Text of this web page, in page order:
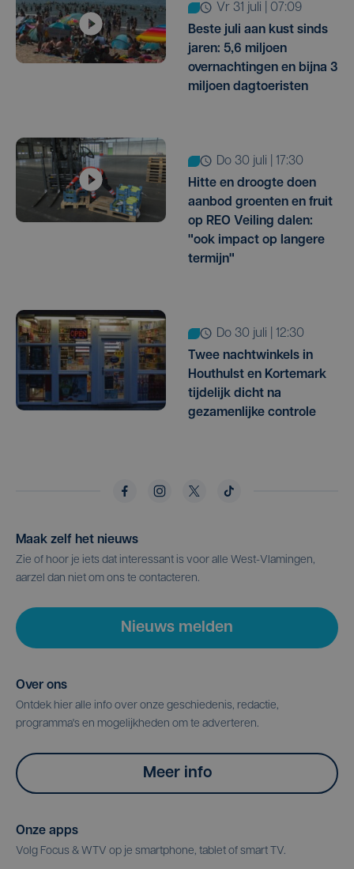
vr 31 juli | 07:09
Beste juli aan kust sinds
jaren: 5,6 miljoen
overnachtingen en bijna 3
miljoen dagtoeristen
do 30 juli | 17:30
Hitte en droogte doen
aanbod groenten en fruit
op REO Veiling dalen:
"ook impact op langere
termijn"
do 30 juli | 12:30
Twee nachtwinkels in
Houthulst en Kortemark
tijdelijk dicht na
gezamenlijke controle
Maak zelf het nieuws
Zie of hoor je iets dat interessant is voor alle West-Vlamingen,
aarzel dan niet om ons te contacteren.
Nieuws melden
Over ons
Ontdek hier alle info over onze geschiedenis, redactie,
programma's en mogelijkheden om te adverteren.
Meer info
Onze apps
Volg Focus & WTV op je smartphone, tablet of smart TV.